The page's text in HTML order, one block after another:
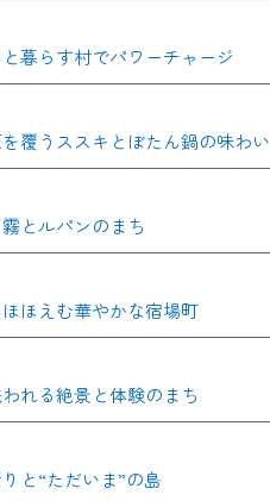
暮らす村でパワーチャージ
うススキとぼたん鍋の味わい
とルパンのまち
ほえむ華やかな宿場町
れる絶景と体験のまち
と“ただいま”の島